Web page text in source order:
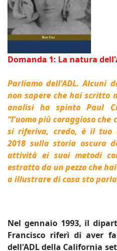
Domanda 1: La natura
Parliamo dell'ADL.Alcuni
non sapere che hai scritto
analisi ha spinto Paul
“l'uomo più coraggioso che
si riferiva, credo, è il tuo
2018 sulla storia oscura
attività ei suoi metodi
estratto da un pezzo che
a illustrare di cosa sto
Nel gennaio 1993, il
Francisco riferì di aver
dell'ADL della California